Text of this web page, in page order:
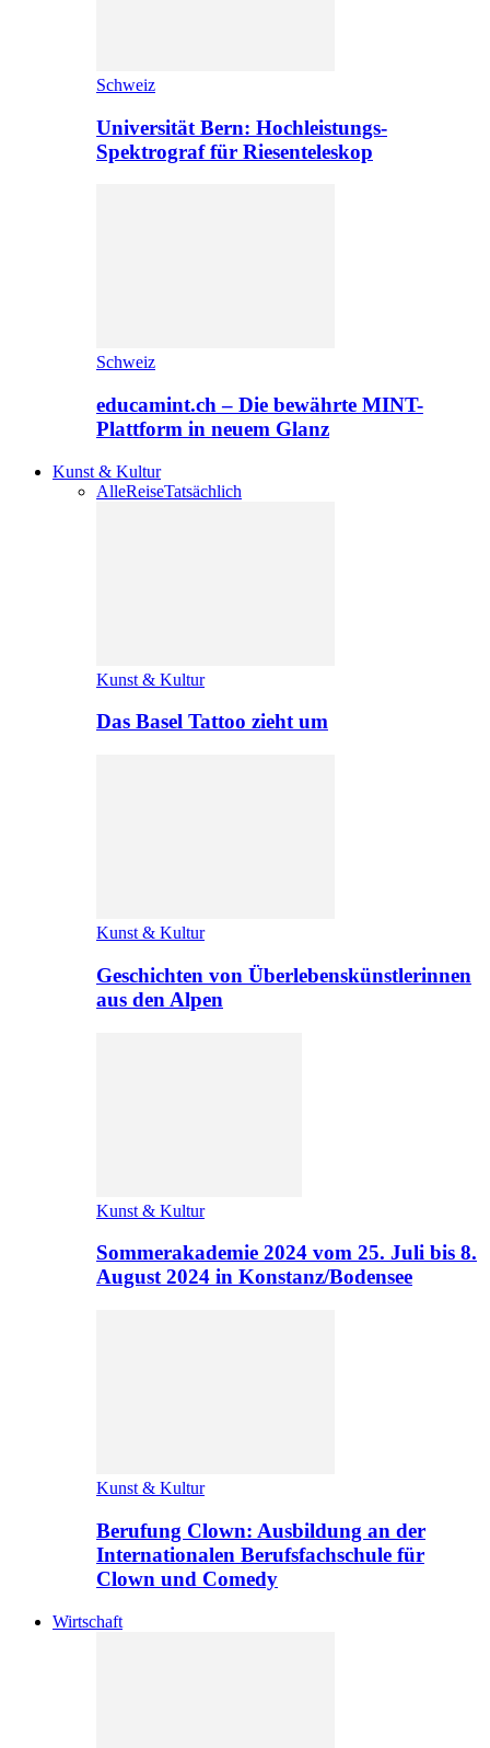
Schweiz
Universität Bern: Hochleistungs-
Spektrograf für Riesenteleskop
Schweiz
educamint.ch – Die bewährte MINT-
Plattform in neuem Glanz
Kunst & Kultur
AlleReiseTatsächlich
Kunst & Kultur
Das Basel Tattoo zieht um
Kunst & Kultur
Geschichten von Überlebenskünstlerinnen
aus den Alpen
Kunst & Kultur
Sommerakademie 2024 vom 25. Juli bis 8.
August 2024 in Konstanz/Bodensee
Kunst & Kultur
Berufung Clown: Ausbildung an der
Internationalen Berufsfachschule für
Clown und Comedy
Wirtschaft